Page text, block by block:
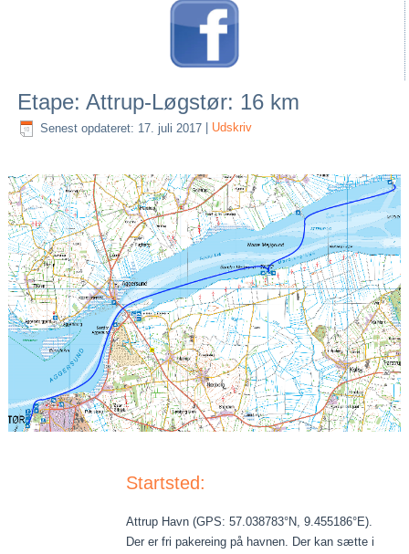
Etape: Attrup-Løgstør: 16 km
Senest opdateret: 17. juli 2017 Udskriv
Startsted:
Attrup Havn (GPS: 57.038783°N, 9.455186°E).
Der er fri pakereing på havnen. Der kan sætte i